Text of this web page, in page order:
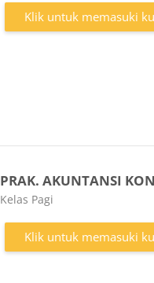
Klik untuk memasuki
PRAK. AKUNTANSI
Kategori kursus
Kelas Pagi
Klik untuk memasuki